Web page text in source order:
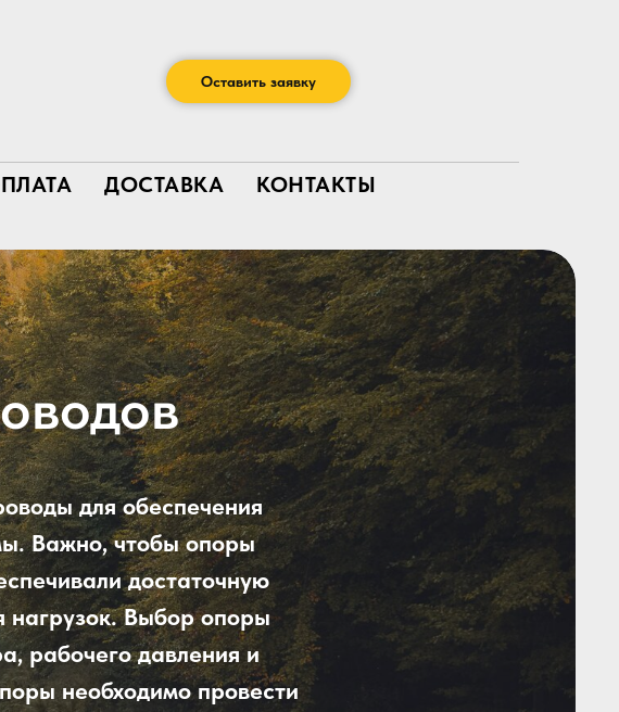
Оставить заявку
ДОСТАВКА КОНТАКТЫ
для обеспечения
Важно, чтобы опоры
достаточную
нагрузок. Выбор опоры
рабочего давления и
необходимо провести